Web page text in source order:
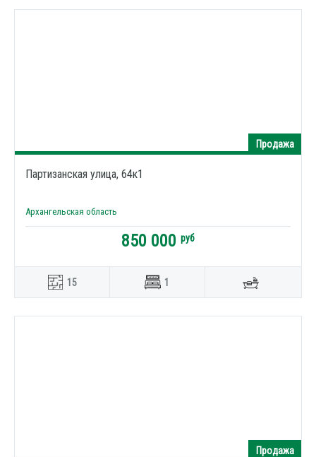
Продажа
Партизанская улица, 64к1
Архангельская область
850 000 руб
15 1
Продажа